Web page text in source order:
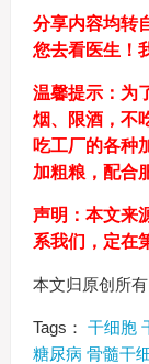
分享内容均转
您去看医生！
温馨提示：为
烟、限酒，不
吃工厂的各种
加粗粮，配合
声明：本文来
系我们，定在
本文归原创所
Tags： 干细胞
糖尿病 骨髓干